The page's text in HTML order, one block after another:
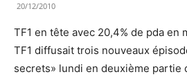
20/12/2010
TF1 en tête avec 20,4% de pda en
TF1 diffusait trois nouveaux
secrets» lundi en deuxième partie